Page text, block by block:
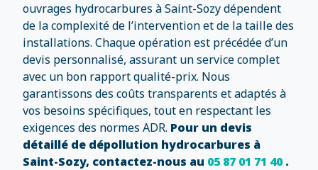
ouvrages hydrocarbures à Saint-Sozy dépendent
de la complexité de l’intervention et de la taille des
installations. Chaque opération est précédée d’un
devis personnalisé, assurant un service complet
avec un bon rapport qualité-prix. Nous
garantissons des coûts transparents et adaptés à
vos besoins spécifiques, tout en respectant les
exigences des normes ADR. Pour un devis
détaillé de dépollution hydrocarbures à
Saint-Sozy, contactez-nous au 05 87 01 71 40.